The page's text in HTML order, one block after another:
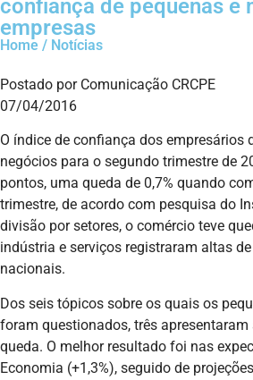
confiança de pequenas e
empresas
Home / Notícias
Postado por Comunicação CRCPE
07/04/2016
O índice de confiança dos empresários
negócios para o segundo trimestre de
pontos, uma queda de 0,7% quando
trimestre, de acordo com pesquisa do
divisão por setores, o comércio teve
indústria e serviços registraram altas
nacionais.
Dos seis tópicos sobre os quais os
foram questionados, três apresentaram
queda. O melhor resultado foi nas
Economia (+1,3%), seguido de